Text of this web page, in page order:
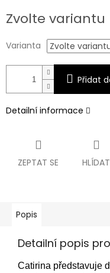
cena:
Zvolte variantu
Varianta
Přidat
Detailní informace
ZEPTAT SE HLÍDAT
Popis
Detailní popis
Catirina představuje